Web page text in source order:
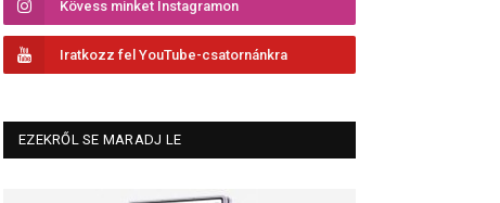
Kövess minket Instagramon
Iratkozz fel YouTube-csatornánkra
EZEKRŐL SE MARADJ LE